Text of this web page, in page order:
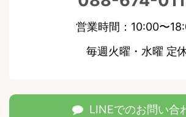
営業時間：10:00〜
毎週火曜・水曜 定
LINEでのお問い合